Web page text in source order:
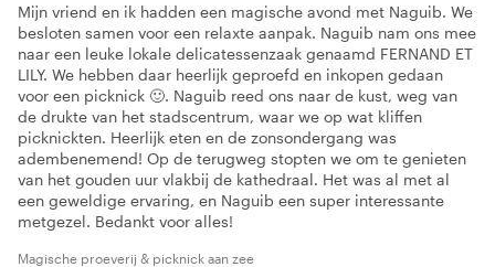
Mijn vriend en ik hadden een magische avond met Naguib. We
besloten samen voor een relaxte aanpak. Naguib nam ons mee
naar een leuke lokale delicatessenzaak genaamd FERNAND ET
LILY. We hebben daar heerlijk geproefd en inkopen gedaan
voor een picknick 🙂. Naguib reed ons naar de kust, weg van
de drukte van het stadscentrum, waar we op wat kliffen
picknickten. Heerlijk eten en de zonsondergang was
adembenemend! Op de terugweg stopten we om te genieten
van het gouden uur vlakbij de kathedraal. Het was al met al
een geweldige ervaring, en Naguib een super interessante
metgezel. Bedankt voor alles!
Magische proeverij & picknick aan zee